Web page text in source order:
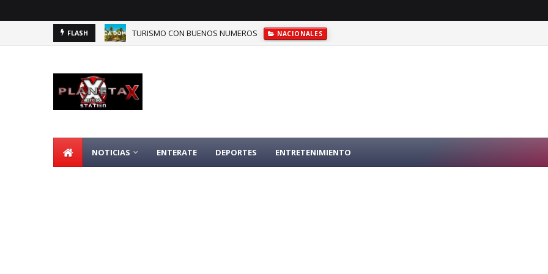
FLASH
TURISMO CON BUENOS NUMEROS NACIONALES
DOMINICANOS DEPENDIENTES DE SEGURO PÚBLICO EN N.Y.
NOTICIAS ENTERATE DEPORTES ENTRETENIMIENTO